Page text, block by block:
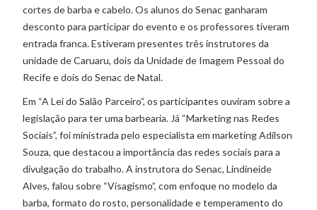
cortes de barba e cabelo. Os alunos do Senac ganharam
desconto para participar do evento e os professores tiveram
entrada franca. Estiveram presentes três instrutores da
unidade de Caruaru, dois da Unidade de Imagem Pessoal do
Recife e dois do Senac de Natal.
Em “A Lei do Salão Parceiro”, os participantes ouviram sobre a
legislação para ter uma barbearia. Já “Marketing nas Redes
Sociais”, foi ministrada pelo especialista em marketing Adilson
Souza, que destacou a importância das redes sociais para a
divulgação do trabalho. A instrutora do Senac, Lindineide
Alves, falou sobre “Visagismo”, com enfoque no modelo da
barba, formato do rosto, personalidade e temperamento do